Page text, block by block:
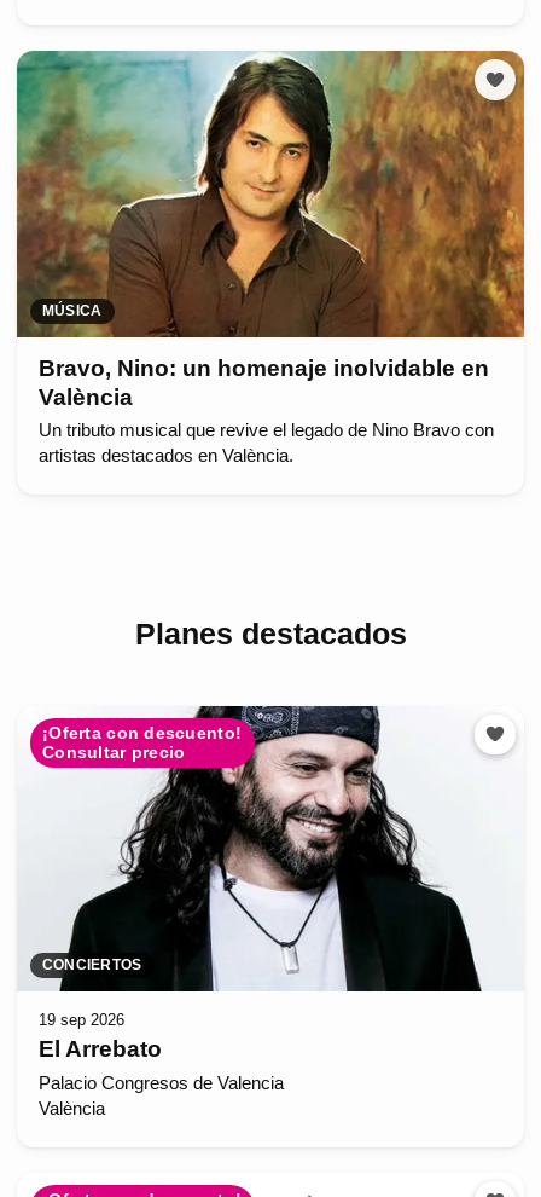
MÚSICA
Bravo, Nino: un homenaje inolvidable en
València
Un tributo musical que revive el legado de Nino Bravo con
artistas destacados en València.
Planes destacados
¡Oferta con descuento!
Consultar precio
CONCIERTOS
19 sep 2026
El Arrebato
Palacio Congresos de Valencia
València